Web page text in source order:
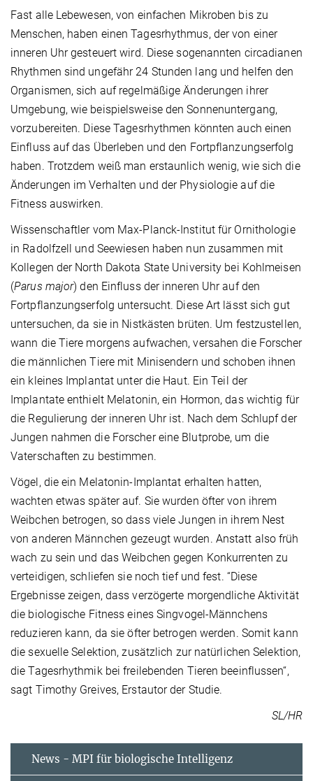
Fast alle Lebewesen, von einfachen Mikroben bis zu
Menschen, haben einen Tagesrhythmus, der von einer
inneren Uhr gesteuert wird. Diese sogenannten circadianen
Rhythmen sind ungefähr 24 Stunden lang und helfen den
Organismen, sich auf regelmäßige Änderungen ihrer
Umgebung, wie beispielsweise den Sonnenuntergang,
vorzubereiten. Diese Tagesrhythmen könnten auch einen
Einfluss auf das Überleben und den Fortpflanzungserfolg
haben. Trotzdem weiß man erstaunlich wenig, wie sich die
Änderungen im Verhalten und der Physiologie auf die
Fitness auswirken.
Wissenschaftler vom Max-Planck-Institut für Ornithologie
in Radolfzell und Seewiesen haben nun zusammen mit
Kollegen der North Dakota State University bei Kohlmeisen
(Parus major) den Einfluss der inneren Uhr auf den
Fortpflanzungserfolg untersucht. Diese Art lässt sich gut
untersuchen, da sie in Nistkästen brüten. Um festzustellen,
wann die Tiere morgens aufwachen, versahen die Forscher
die männlichen Tiere mit Minisendern und schoben ihnen
ein kleines Implantat unter die Haut. Ein Teil der
Implantate enthielt Melatonin, ein Hormon, das wichtig für
die Regulierung der inneren Uhr ist. Nach dem Schlupf der
Jungen nahmen die Forscher eine Blutprobe, um die
Vaterschaften zu bestimmen.
Vögel, die ein Melatonin-Implantat erhalten hatten,
wachten etwas später auf. Sie wurden öfter von ihrem
Weibchen betrogen, so dass viele Jungen in ihrem Nest
von anderen Männchen gezeugt wurden. Anstatt also früh
wach zu sein und das Weibchen gegen Konkurrenten zu
verteidigen, schliefen sie noch tief und fest. “Diese
Ergebnisse zeigen, dass verzögerte morgendliche Aktivität
die biologische Fitness eines Singvogel-Männchens
reduzieren kann, da sie öfter betrogen werden. Somit kann
die sexuelle Selektion, zusätzlich zur natürlichen Selektion,
die Tagesrhythmik bei freilebenden Tieren beeinflussen“,
sagt Timothy Greives, Erstautor der Studie.
SL/HR
News - MPI für biologische Intelligenz